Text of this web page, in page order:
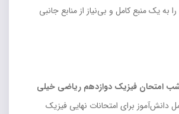
به یک منبع کامل و بی‌نیاز از منابع جانبی
امتحان فیزیک دوازدهم ریاضی خیلی
دانش‌آموز برای امتحانات نهایی فیزیک